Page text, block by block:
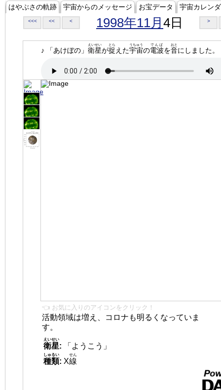
はやぶさの軌跡 宇宙からのメッセージ お宝データ 宇宙カレン
<<< << < 1998年11月 4日 >
♪ 「あけぼの」 衛星
えいせい
が捉
とら
えた宇宙
うちゅう
の電波
でんぱ
を音
おと
にしました。
👈 お気に入りのアイコンをクリック！
活動領域は増え、コロナも明るくなっていま
す。
衛星
えいせい
:
「ようこう」
種類
しゅるい
: X線
せん